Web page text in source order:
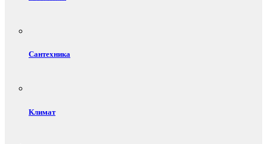
Сантехника
Климат